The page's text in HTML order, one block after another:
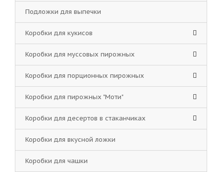
Подложки для выпечки
Коробки для кукисов
Коробки для муссовых пирожных
Коробки для порционных пирожных
Коробки для пирожных "Моти"
Коробки для десертов в стаканчиках
Коробки для вкусной ложки
Коробки для чашки